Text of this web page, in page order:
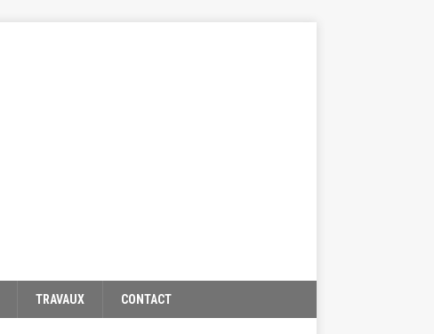
TRAVAUX CONTACT